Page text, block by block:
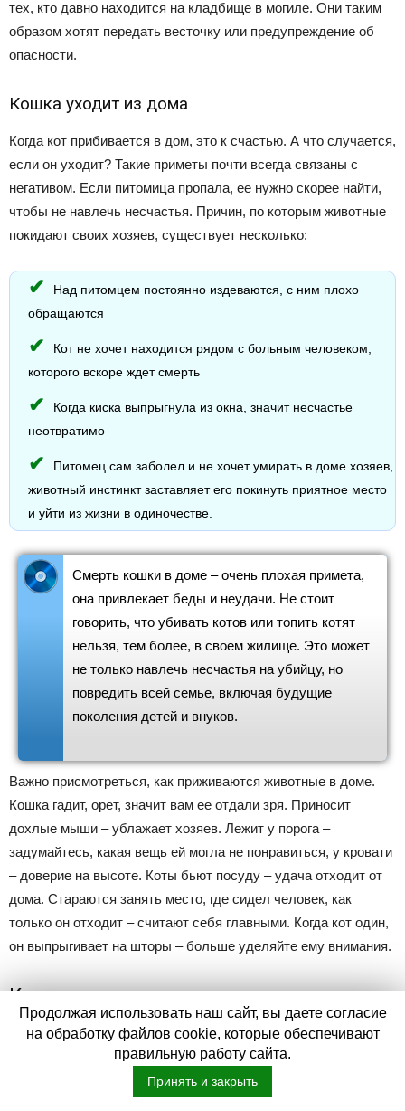
тех, кто давно находится на кладбище в могиле. Они таким
образом хотят передать весточку или предупреждение об
опасности.
Кошка уходит из дома
Когда кот прибивается в дом, это к счастью. А что случается,
если он уходит? Такие приметы почти всегда связаны с
негативом. Если питомица пропала, ее нужно скорее найти,
чтобы не навлечь несчастья. Причин, по которым животные
покидают своих хозяев, существует несколько:
Над питомцем постоянно издеваются, с ним плохо
обращаются
Кот не хочет находится рядом с больным человеком,
которого вскоре ждет смерть
Когда киска выпрыгнула из окна, значит несчастье
неотвратимо
Питомец сам заболел и не хочет умирать в доме хозяев,
животный инстинкт заставляет его покинуть приятное место
и уйти из жизни в одиночестве.
Смерть кошки в доме – очень плохая примета,
она привлекает беды и неудачи. Не стоит
говорить, что убивать котов или топить котят
нельзя, тем более, в своем жилище. Это может
не только навлечь несчастья на убийцу, но
повредить всей семье, включая будущие
поколения детей и внуков.
Важно присмотреться, как приживаются животные в доме.
Кошка гадит, орет, значит вам ее отдали зря. Приносит
дохлые мыши – ублажает хозяев. Лежит у порога –
задумайтесь, какая вещь ей могла не понравиться, у кровати
– доверие на высоте. Коты бьют посуду – удача отходит от
дома. Стараются занять место, где сидел человек, как
только он отходит – считают себя главными. Когда кот один,
он выпрыгивает на шторы – больше уделяйте ему внимания.
Кошки и погода
Очень многие поверья связаны с кошечками и погодой. Люди
издревле пробовали угадывать капризы природы,
ориентируясь на поведение домашних питомцев. С погодой
Продолжая использовать наш сайт, вы даете согласие
на обработку файлов cookie, которые обеспечивают
правильную работу сайта.
Принять и закрыть